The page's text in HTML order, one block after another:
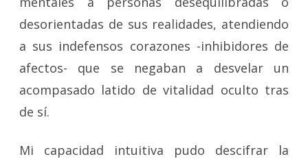
desorientadas de sus realidades, atendiendo
a sus indefensos corazones -inhibidores de
afectos- que se negaban a desvelar un
acompasado latido de vitalidad oculto tras
de sí.
Mi capacidad intuitiva pudo descifrar la